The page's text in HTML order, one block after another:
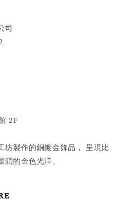
司
2F
坊製作的銅鍍金飾品， 呈現比
的金色光澤。